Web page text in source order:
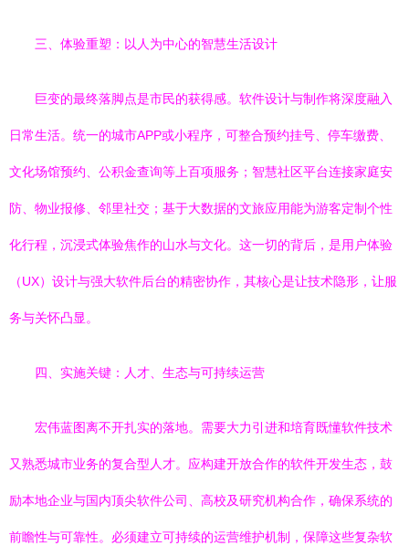
三、体验重塑：以人为中心的智慧生活设计
巨变的最终落脚点是市民的获得感。软件设计与制作将深度融入
日常生活。统一的城市APP或小程序，可整合预约挂号、停车缴费、
文化场馆预约、公积金查询等上百项服务；智慧社区平台连接家庭安
防、物业报修、邻里社交；基于大数据的文旅应用能为游客定制个性
化行程，沉浸式体验焦作的山水与文化。这一切的背后，是用户体验
（UX）设计与强大软件后台的精密协作，其核心是让技术隐形，让服
务与关怀凸显。
四、实施关键：人才、生态与可持续运营
宏伟蓝图离不开扎实的落地。需要大力引进和培育既懂软件技术
又熟悉城市业务的复合型人才。应构建开放合作的软件开发生态，鼓
励本地企业与国内顶尖软件公司、高校及研究机构合作，确保系统的
前瞻性与可靠性。必须建立可持续的运营维护机制，保障这些复杂软